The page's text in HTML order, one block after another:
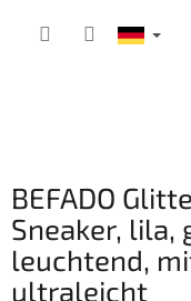
BEFADO
Sneaker, lila,
leuchtend,
ultraleicht